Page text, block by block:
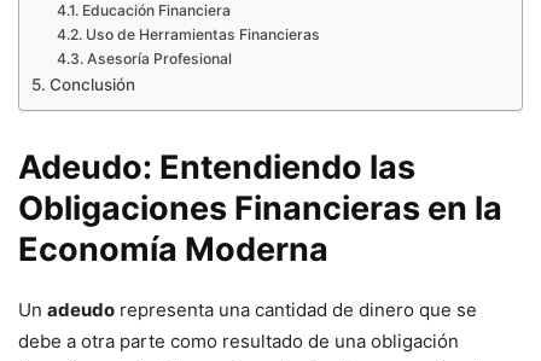
Educación Financiera
Uso de Herramientas Financieras
Asesoría Profesional
Conclusión
Adeudo: Entendiendo las
Obligaciones Financieras en la
Economía Moderna
Un adeudo representa una cantidad de dinero que se
debe a otra parte como resultado de una obligación